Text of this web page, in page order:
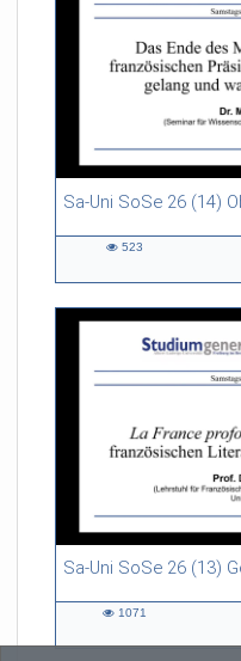
Sa-Uni SoSe 26 (14)
46:53 duration
523
Sa-Uni SoSe 26 (13)
55:13 duration
1071